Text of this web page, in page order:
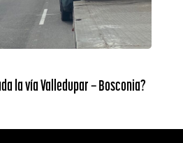
la vía Valledupar – Bosconia?